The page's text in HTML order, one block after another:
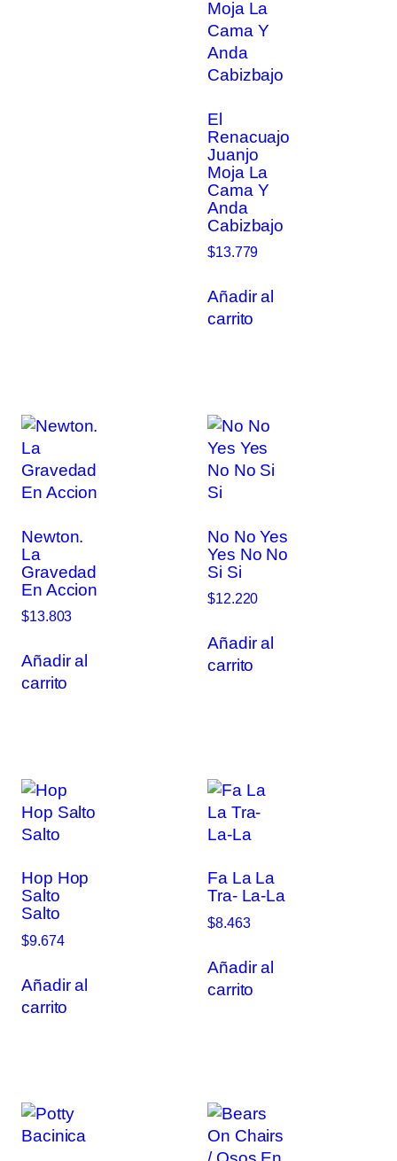
El
Renacuajo
Juanjo
Moja La
Cama Y
Anda
Cabizbajo
$13.779
Añadir al
carrito
Newton.
La
Gravedad
En Accion
$13.803
Añadir al
carrito
No No Yes
Yes No No
Si Si
$12.220
Añadir al
carrito
Hop Hop
Salto
Salto
$9.674
Añadir al
carrito
Fa La La
Tra- La-La
$8.463
Añadir al
carrito